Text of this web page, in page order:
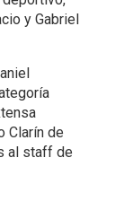
y Gabriel
Clarín de
al staff de